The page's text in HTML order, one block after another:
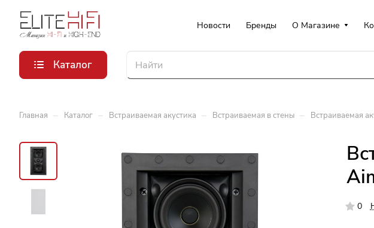
Новости Бренды О Магазине
Каталог
Главная – Каталог – Встраиваемая акустика – Встраиваемая в стены – Встраиваемая
0